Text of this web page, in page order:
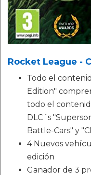
Rocket League -
Todo el
Edition"
todo el
DLC´s
Battle-Cars" y
4 Nuevos
edición
Ganador de 3